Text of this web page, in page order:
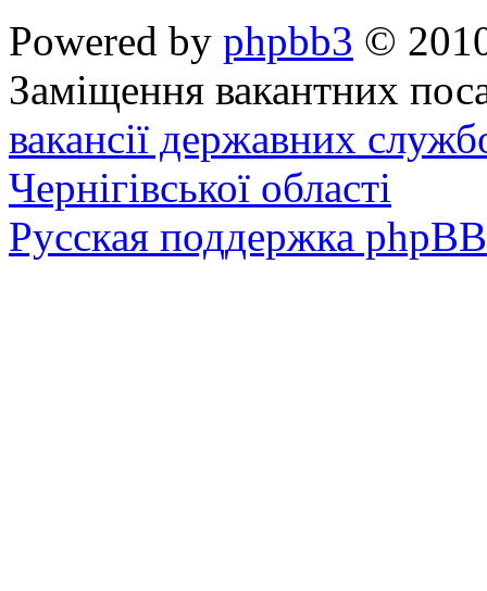
Powered by phpbb3 ©
Заміщення вакантних
вакансії державних
Чернігівської області
Русская поддержка phpBB